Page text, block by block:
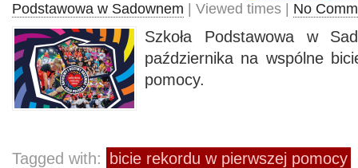
Podstawowa w Sadownem | Viewed times | No
Szkoła Podstawowa w
października na wspólne
pomocy.
Tagged with: bicie rekordu w pierwszej pomocy